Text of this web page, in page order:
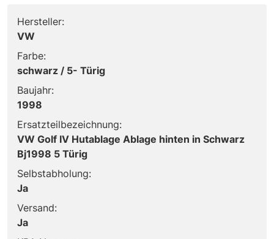
Hersteller:
VW
Farbe:
schwarz / 5- Türig
Baujahr:
1998
Ersatzteilbezeichnung:
VW Golf IV Hutablage Ablage hinten in Schwarz
Bj1998 5 Türig
Selbstabholung:
Ja
Versand:
Ja